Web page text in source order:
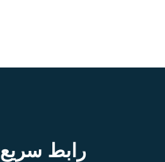
رابط سريع